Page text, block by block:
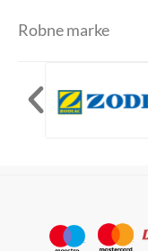
Robne marke